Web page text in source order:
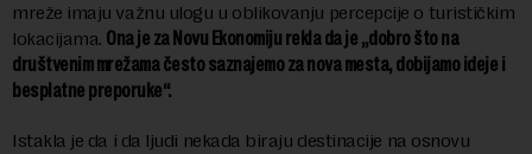
mreže imaju važnu ulogu u oblikovanju percepcije o turističkim
lokacijama. Ona je za Novu Ekonomiju rekla da je „dobro što na
društvenim mrežama često saznajemo za nova mesta, dobijamo ideje i
besplatne preporuke“.
Istakla je da i da ljudi nekada biraju destinacije na osnovu